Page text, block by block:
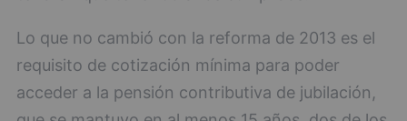
Lo que no cambió con la reforma de 2013 es el
requisito de cotización mínima para poder
acceder a la pensión contributiva de jubilación,